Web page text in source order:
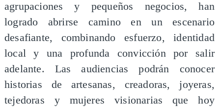
agrupaciones y pequeños negocios, han
logrado abrirse camino en un escenario
desafiante, combinando esfuerzo, identidad
local y una profunda convicción por salir
adelante. Las audiencias podrán conocer
historias de artesanas, creadoras, joyeras,
tejedoras y mujeres visionarias que hoy